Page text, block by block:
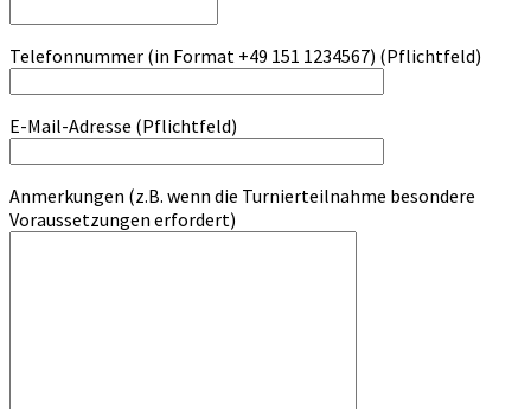
Telefonnummer (in Format +49 151 1234567) (Pflichtfeld)
E-Mail-Adresse (Pflichtfeld)
Anmerkungen (z.B. wenn die Turnierteilnahme besondere
Voraussetzungen erfordert)